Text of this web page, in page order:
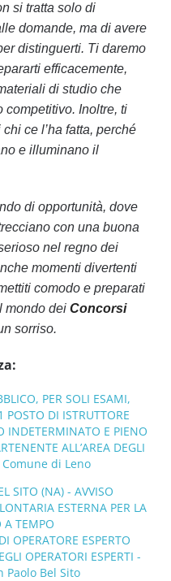
si tratta solo di
domande, ma di avere
distinguerti. Ti daremo
efficacemente,
di studio che
competitivo. Inoltre, ti
ce l’ha fatta, perché
e illuminano il
di opportunità, dove
con una buona
nel regno dei
momenti divertenti
comodo e preparati
mondo dei Concorsi
sorriso.
PER SOLI ESAMI,
POSTO DI ISTRUTTORE
INDETERMINATO E PIENO
ALL’AREA DEGLI
Comune di Leno
SITO (NA) - AVVISO
ESTERNA PER LA
A TEMPO
OPERATORE ESPERTO
OPERATORI ESPERTI -
Paolo Bel Sito